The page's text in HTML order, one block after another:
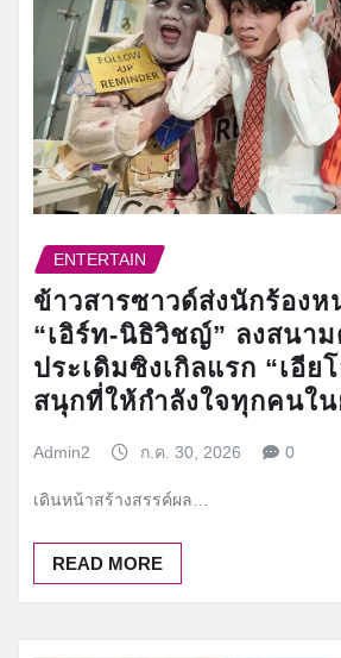
ENTERTAIN
ข้าวสารซาวด์ส่งนักร้อง
“เอิร์ท-นิธิวิชญ์” ลงสนา
ประเดิมซิงเกิลแรก “เอีย
สนุกที่ให้กำลังใจทุกคนใ
Admin2 ก.ค. 30, 2026 0
เดินหน้าสร้างสรรค์ผล…
READ MORE